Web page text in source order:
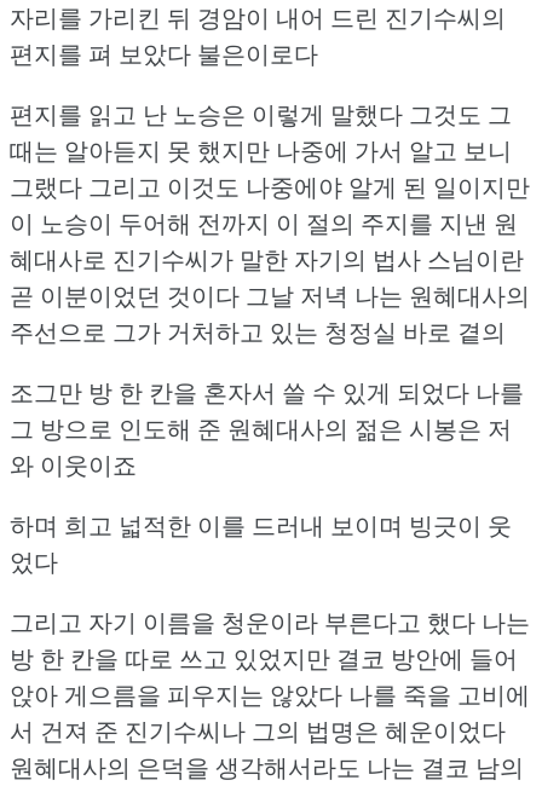
자리를 가리킨 뒤 경암이 내어 드린 진기수씨의
편지를 펴 보았다 불은이로다
편지를 읽고 난 노승은 이렇게 말했다 그것도 그
때는 알아듣지 못 했지만 나중에 가서 알고 보니
그랬다 그리고 이것도 나중에야 알게 된 일이지만
이 노승이 두어해 전까지 이 절의 주지를 지낸 원
혜대사로 진기수씨가 말한 자기의 법사 스님이란
곧 이분이었던 것이다 그날 저녁 나는 원혜대사의
주선으로 그가 거처하고 있는 청정실 바로 곁의
조그만 방 한 칸을 혼자서 쓸 수 있게 되었다 나를
그 방으로 인도해 준 원혜대사의 젊은 시봉은 저
와 이웃이죠
하며 희고 넓적한 이를 드러내 보이며 빙긋이 웃
었다
그리고 자기 이름을 청운이라 부른다고 했다 나는
방 한 칸을 따로 쓰고 있었지만 결코 방안에 들어
앉아 게으름을 피우지는 않았다 나를 죽을 고비에
서 건져 준 진기수씨나 그의 법명은 혜운이었다
원혜대사의 은덕을 생각해서라도 나는 결코 남의